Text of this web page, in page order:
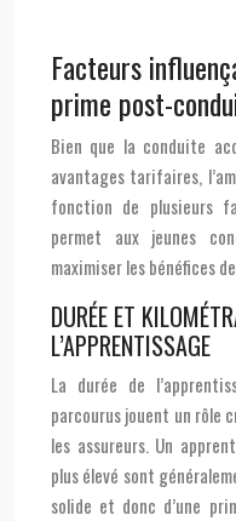
Facteurs
prime post-
Bien que la conduite
avantages tarifaires,
fonction de plusieurs
permet aux jeunes
maximiser les bénéfices de
DURÉE ET
L’APPRENTISSAGE
La durée de
parcourus jouent un rôle
les assureurs. Un
plus élevé sont
solide et donc d’une